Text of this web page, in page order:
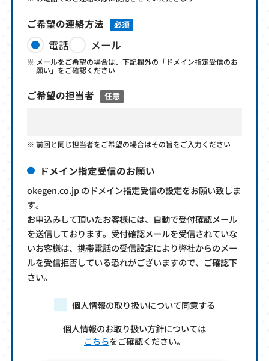
ご希望の連絡方法 必須
電話 メール
メールをご希望の場合は、下記欄外の「ドメイン指定受信のお
願い」をご確認ください
ご希望の担当者 任意
前回と同じ担当者をご希望の場合はその旨をご入力ください
ドメイン指定受信のお願い
okegen.co.jp のドメイン指定受信の設定をお願い致しま
す。
お申込みして頂いたお客様には、自動で受付確認メール
を送信しております。受付確認メールを受信されていな
いお客様は、携帯電話の受信設定により弊社からのメー
ルを受信拒否している恐れがございますので、ご確認下
さい。
個人情報の取り扱いについて同意する
個人情報のお取り扱い方針については
こちらをご確認ください。